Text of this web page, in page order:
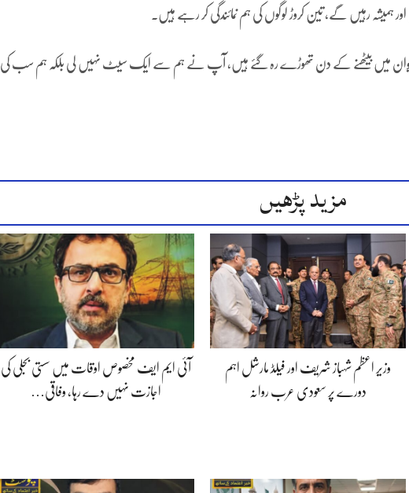
رہیں گے، تین کروڑ لوگوں کی ہم نمائندگی کر رہے ہیں۔
ایوان میں بیٹھنے کے دن تھوڑے رہ گئے ہیں، آپ نے ہم سے ایک سیٹ نہیں لی بلکہ ہم سب کی
مزید پڑھیں
وزیر اعظم شہباز شریف اور فیلڈ مارشل اہم
دورے پر سعودی عرب روانہ
آئی ایم ایف مخصوص اوقات میں سستی بجلی کی
اجازت نہیں دے رہا، وفاقی…